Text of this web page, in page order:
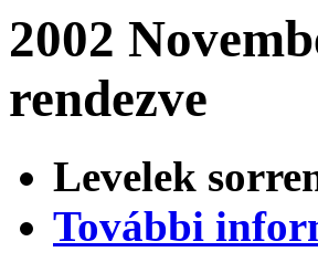
2002
rendezve
Levelek
További